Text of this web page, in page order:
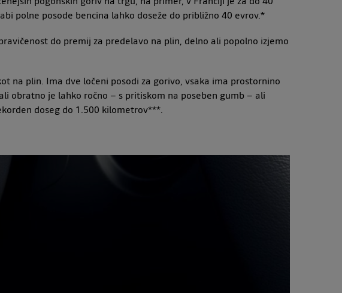
polne posode bencina lahko doseže do približno 40 evrov.*
do premij za predelavo na plin, delno ali popolno izjemo
na plin. Ima dve ločeni posodi za gorivo, vsaka ima prostornino
obratno je lahko ročno – s pritiskom na poseben gumb – ali
doseg do 1.500 kilometrov***.